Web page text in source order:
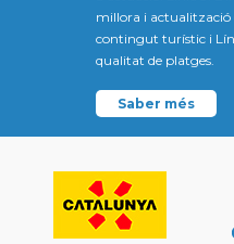
millora i actualització
contingut turístic i
qualitat de platges.
Saber més